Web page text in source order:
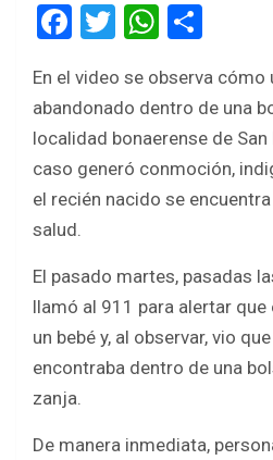
F
ce
b
o
o
k
T
tt
er
W
at
s
A
p
ar
e
En el video se observa cómo
abandonado dentro de una
localidad bonaerense de
caso generó conmoción,
el recién nacido se
salud.
El pasado martes, pasadas
llamó al 911 para alertar
un bebé y, al observar, vio
encontraba dentro de una
zanja.
De manera inmediata,